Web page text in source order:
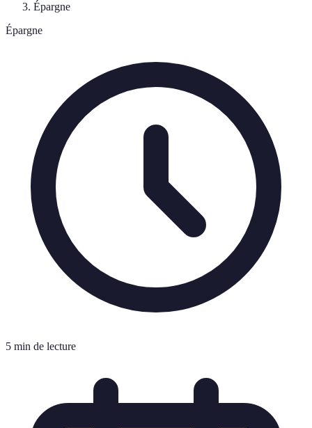
Épargne
Épargne
5 min de lecture